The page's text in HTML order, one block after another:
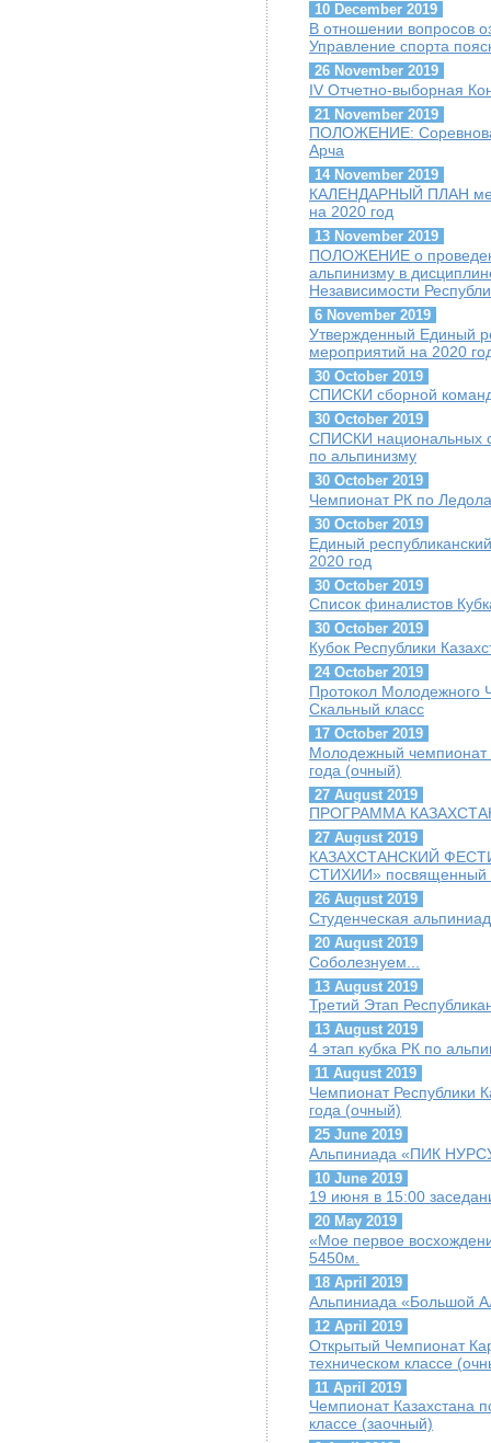
10 December 2019
В отношении вопросов
Управление спорта
26 November 2019
IV Отчетно-выборная
21 November 2019
ПОЛОЖЕНИЕ:
Арча
14 November 2019
КАЛЕНДАРНЫЙ ПЛАН
на 2020 год
13 November 2019
ПОЛОЖЕНИЕ о
альпинизму в
Независимости
6 November 2019
Утвержденный Единый
мероприятий на 2020
30 October 2019
СПИСКИ сборной
30 October 2019
СПИСКИ национальных
по альпинизму
30 October 2019
Чемпионат РК по
30 October 2019
Единый
2020 год
30 October 2019
Список финалистов
30 October 2019
Кубок Республики
24 October 2019
Протокол Молодежного
Скальный класс
17 October 2019
Молодежный чемпионат
года (очный)
27 August 2019
ПРОГРАММА
27 August 2019
КАЗАХСТАНСКИЙ
СТИХИИ» посвященный
26 August 2019
Студенческая
20 August 2019
Соболезнуем...
13 August 2019
Третий Этап
13 August 2019
4 этап кубка РК по
11 August 2019
Чемпионат Республики
года (очный)
25 June 2019
Альпиниада «ПИК
10 June 2019
19 июня в 15:00
20 May 2019
«Мое первое
5450м.
18 April 2019
Альпиниада «Большой
12 April 2019
Открытый Чемпионат
техническом классе
11 April 2019
Чемпионат Казахстана
классе (заочный)